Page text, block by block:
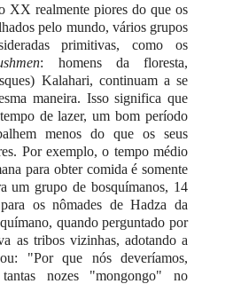
XX realmente piores do que os
pelo mundo, vários grupos
primitivas, como os
: homens da floresta,
Kalahari, continuam a se
maneira. Isso significa que
de lazer, um bom período
menos do que os seus
Por exemplo, o tempo médio
para obter comida é somente
um grupo de bosquímanos, 14
os nômades de Hadza da
quando perguntado por
as tribos vizinhas, adotando a
"Por que nós deveríamos,
nozes "mongongo" no